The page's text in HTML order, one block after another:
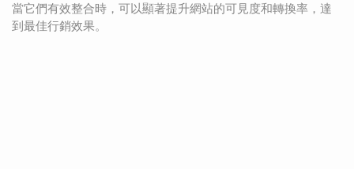
當它們有效整合時，可以顯著提升網站的可見度和轉換率，達
到最佳行銷效果。